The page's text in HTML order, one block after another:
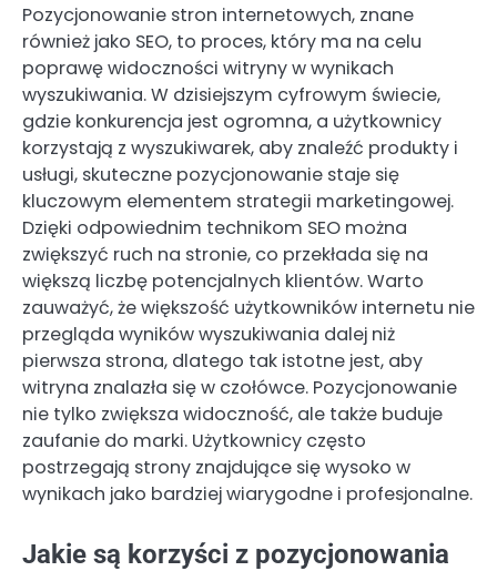
Pozycjonowanie stron internetowych, znane
również jako SEO, to proces, który ma na celu
poprawę widoczności witryny w wynikach
wyszukiwania. W dzisiejszym cyfrowym świecie,
gdzie konkurencja jest ogromna, a użytkownicy
korzystają z wyszukiwarek, aby znaleźć produkty i
usługi, skuteczne pozycjonowanie staje się
kluczowym elementem strategii marketingowej.
Dzięki odpowiednim technikom SEO można
zwiększyć ruch na stronie, co przekłada się na
większą liczbę potencjalnych klientów. Warto
zauważyć, że większość użytkowników internetu nie
przegląda wyników wyszukiwania dalej niż
pierwsza strona, dlatego tak istotne jest, aby
witryna znalazła się w czołówce. Pozycjonowanie
nie tylko zwiększa widoczność, ale także buduje
zaufanie do marki. Użytkownicy często
postrzegają strony znajdujące się wysoko w
wynikach jako bardziej wiarygodne i profesjonalne.
Jakie są korzyści z pozycjonowania